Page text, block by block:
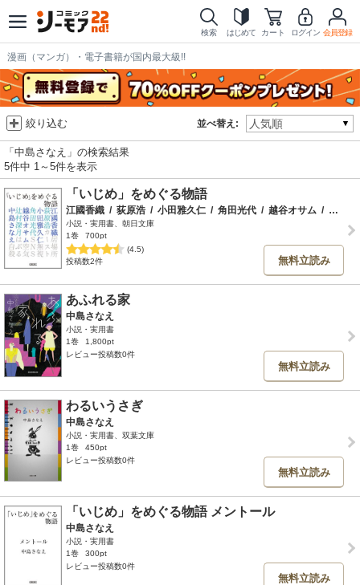
検索 はじめて カート ログイン 会員登録
漫画（マンガ）・電子書籍が国内最大級!!
並べ替え:
絞り込む
「中島さなえ」の検索結果
5件中 1～5件を表示
「いじめ」をめぐる物語
江國香織 / 荻原浩 / 小田雅久仁 / 角田光代 / 越谷オサム /
小説・実用書、朝日文庫
1巻
700pt
(4.5)
投稿数2件
無料立読み
あふれる家
中島さなえ
小説・実用書
1巻
1,800pt
レビュー投稿数0件
無料立読み
わるいうさぎ
中島さなえ
小説・実用書、双葉文庫
1巻
450pt
レビュー投稿数0件
無料立読み
「いじめ」をめぐる物語 メントール
中島さなえ
小説・実用書
1巻
300pt
レビュー投稿数0件
無料立読み